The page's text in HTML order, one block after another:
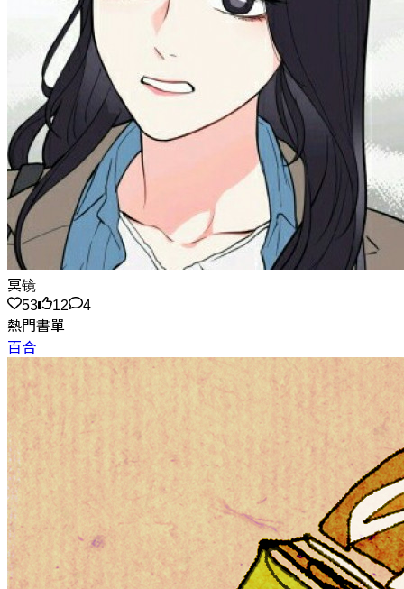
冥镜
53
12
4
熱門書單
百合